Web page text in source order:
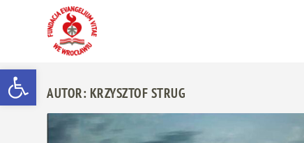
Otwórz pasek narzędzi
AUTOR: KRZYSZTOF STRUG